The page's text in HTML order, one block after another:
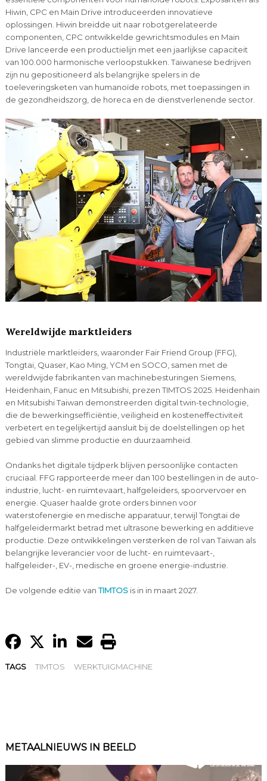
Hiwin, CPC en Main Drive introduceerden innovatieve
oplossingen. Hiwin breidde uit naar robotgerelateerde
componenten, CPC ontwikkelde gewrichtsmodules en Main
Drive lanceerde een productielijn met een jaarlijkse capaciteit
van 100.000 harmonische verloopstukken. Taiwanese bedrijven
zijn nu gepositioneerd als belangrijke spelers in de
toeleveringsketen van humanoïde robots, met toepassingen in
de gezondheidszorg, de horeca en de dienstverlenende sector.
Wereldwijde marktleiders
Industriële marktleiders, waaronder Fair Friend Group (FFG),
Tongtai, Quaser, Kao Ming, YCM en SOCO, samen met de
wereldwijde fabrikanten van machinebesturingen Siemens,
Heidenhain, Fanuc en Mitsubishi, prezen TIMTOS 2025. Heidenhain
en Mitsubishi Taiwan demonstreerden digital twin-technologie,
die de bewerkingsefficiëntie, veiligheid en kosteneffectiviteit
verbetert en tegelijkertijd aansluit bij de doelstellingen op het
gebied van slimme productie en duurzaamheid.
Ondanks het digitale tijdperk blijven persoonlijke contacten
cruciaal. FFG rapporteerde meer dan 100 bestellingen in de auto-
industrie, lucht- en ruimtevaart, halfgeleiders, spoorvervoer en
energie. Quaser haalde grote orders binnen voor
waterstofenergie en medische apparatuur, terwijl Tongtai de
halfgeleidermarkt betrad met ultrasone bewerking en additieve
productie. Deze ontwikkelingen versterken de rol van Taiwan als
belangrijke leverancier voor de lucht- en ruimtevaart-,
halfgeleider-, EV-, medische en groene energie-industrie.
De volgende editie vanTIMTOSis in in maart 2027.
TAGS TIMTOS WERKTUIGMACHINE
METAALNIEUWS IN BEELD